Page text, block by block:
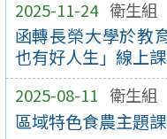
2025-11-24 衛生組
函轉長榮大學於教
也有好人生」線上
2025-08-11 衛生組
區域特色食農主題